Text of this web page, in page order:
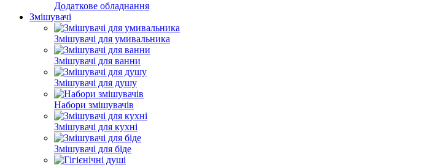
Додаткове обладнання
Змішувачі
Змішувачі для умивальника
Змішувачі для ванни
Змішувачі для душу
Набори змішувачів
Змішувачі для кухні
Змішувачі для біде